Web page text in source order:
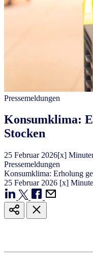
Pressemeldungen
​​Konsumklima:
Stocken​ ​
25 Februar 2026[x]
Pressemeldungen
​​Konsumklima: Erholung
25 Februar 2026 [x]